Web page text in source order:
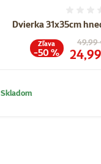
Dvierka 31x35cm
49,99
Cena
Zľava
-50 %
Skladom